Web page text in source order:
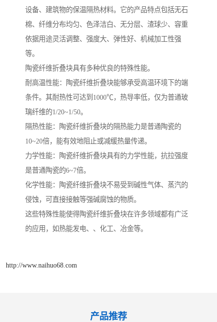
设备、建筑物的保温隔热材料。它的产品特点包括无石
棉、纤维分布均匀、色泽洁白、无分层、渣球少、容重
依据用途灵活调整、强度大、弹性好、机械加工性强
等。
陶瓷纤维折叠块具有多种优良的特殊性能。
耐高温性能：陶瓷纤维折叠块能够承受高温环境下的端
条件。其耐热性可达到1000℃，热导率低，仅为普通玻
璃纤维的1/20~1/50。
隔热性能：陶瓷纤维折叠块的隔热能力是普通陶瓷的
10~20倍，能有效地阻止或减缓热量传递。
力学性能：陶瓷纤维折叠块具有的力学性能，抗拉强度
是普通陶瓷的6~7倍。
化学性能：陶瓷纤维折叠块不易受到碱性气体、蒸汽的
侵蚀，可直接接触等强碱腐蚀的物质。
这些特殊性能使得陶瓷纤维折叠块在许多领域都有广泛
的应用，如热能发电、、化工、冶金等。
http://www.naihuo68.com
产品推荐